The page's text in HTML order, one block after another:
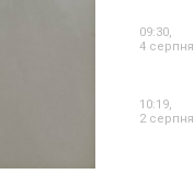
09:30,
4 серпня
10:19,
2 серпня